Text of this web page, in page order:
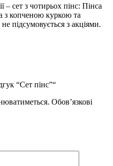
– сет з чотирьох пінс: Пінса
з копченою куркою та
підсумовується з акціями.
“Сет пінс”“
Обов’язкові